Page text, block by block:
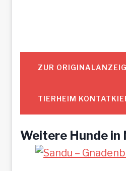
ZUR
TIERHEIM
Weitere Hunde in